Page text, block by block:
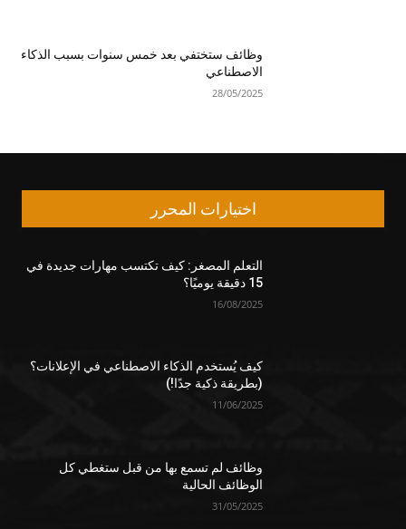
وظائف ستختفي بعد خمس سنوات بسبب الذكاء
الاصطناعي
28/05/2025
اختيارات المحرر
التعلم المصغر: كيف تكتسب مهارات جديدة في
15 دقيقة يوميًا؟
16/08/2025
كيف يُستخدم الذكاء الاصطناعي في الإعلانات؟
(بطريقة ذكية جدًا!)
11/06/2025
وظائف لم تسمع بها من قبل ستغطي كل
الوظائف الحالية
31/05/2025